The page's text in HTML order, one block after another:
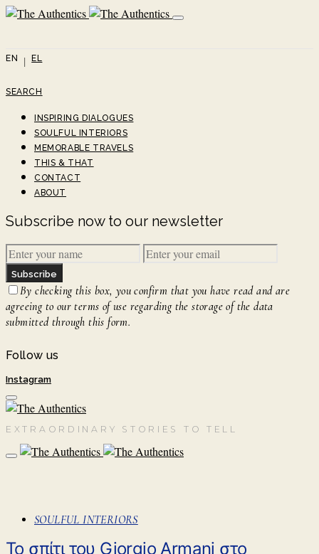
EN EL
SEARCH
INSPIRING DIALOGUES
SOULFUL INTERIORS
MEMORABLE TRAVELS
THIS & THAT
CONTACT
ABOUT
Subscribe now to our newsletter
Subscribe
By checking this box, you confirm that you have read and are
agreeing to our terms of use regarding the storage of the data
submitted through this form.
Follow us
Instagram
EXTRAORDINARY STORIES TO TELL
SOULFUL INTERIORS
To σπίτι του Giorgio Armani στο